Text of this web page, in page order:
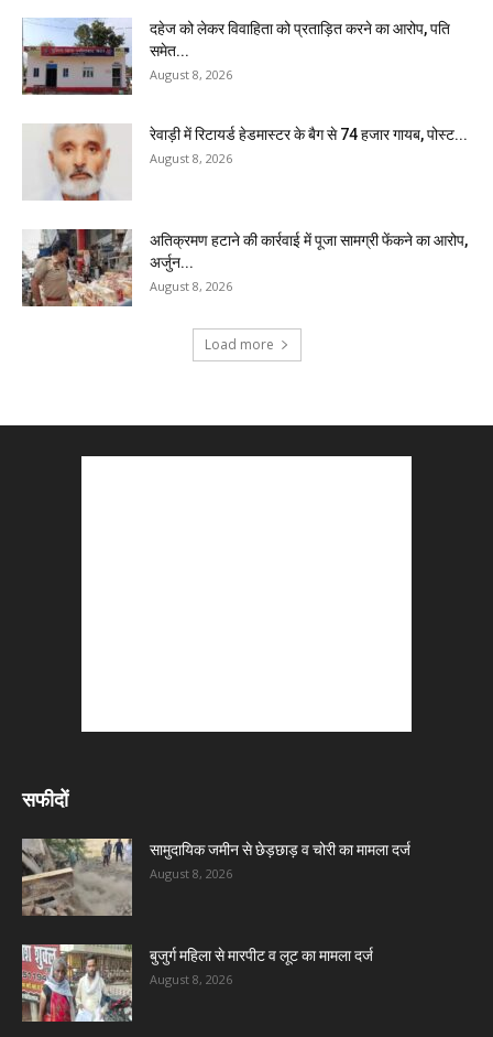
दहेज को लेकर विवाहिता को प्रताड़ित करने का आरोप, पति
समेत...
August 8, 2026
रेवाड़ी में रिटायर्ड हेडमास्टर के बैग से ₹74 हजार गायब, पोस्ट...
August 8, 2026
अतिक्रमण हटाने की कार्रवाई में पूजा सामग्री फेंकने का आरोप,
अर्जुन...
August 8, 2026
Load more
सफीदों
सामुदायिक जमीन से छेड़छाड़ व चोरी का मामला दर्ज
August 8, 2026
बुजुर्ग महिला से मारपीट व लूट का मामला दर्ज
August 8, 2026